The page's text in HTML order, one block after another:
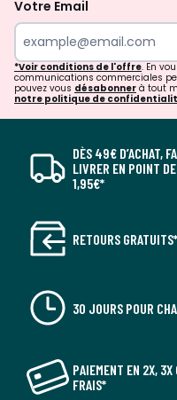
Votre Email
*Voir conditions de l'offre. En
communications commerciales
pouvez vous désabonner à tout
notre politique de
DÈS 49€ D’ACHAT,
LIVRER EN POINT
1,95€*
RETOURS GRATUITS*
30 JOURS POUR
PAIEMENT EN 2X, 3X
FRAIS*